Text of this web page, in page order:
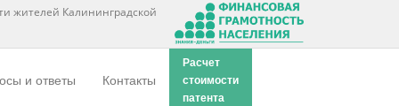
жителей Калининградской
и ответы Контакты
Расчет
стоимости
патента